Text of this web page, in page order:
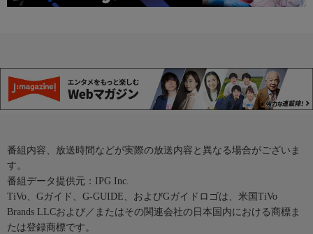
番組内容、放送時間などが実際の放送内容と異なる場合がございま
す。
番組データ提供元：IPG Inc.
TiVo、Gガイド、G-GUIDE、およびGガイドロゴは、米国TiVo
Brands LLCおよび／またはその関連会社の日本国内における商標ま
たは登録商標です。